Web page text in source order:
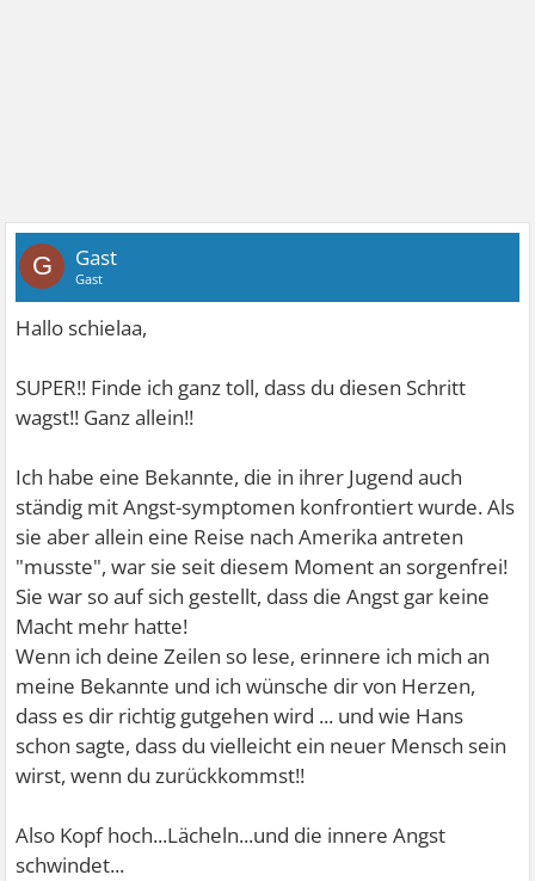
G Gast
Gast
Hallo schielaa,
SUPER!! Finde ich ganz toll, dass du diesen Schritt
wagst!! Ganz allein!!
Ich habe eine Bekannte, die in ihrer Jugend auch
ständig mit Angst-symptomen konfrontiert wurde. Als
sie aber allein eine Reise nach Amerika antreten
"musste", war sie seit diesem Moment an sorgenfrei!
Sie war so auf sich gestellt, dass die Angst gar keine
Macht mehr hatte!
Wenn ich deine Zeilen so lese, erinnere ich mich an
meine Bekannte und ich wünsche dir von Herzen,
dass es dir richtig gutgehen wird ... und wie Hans
schon sagte, dass du vielleicht ein neuer Mensch sein
wirst, wenn du zurückkommst!!
Also Kopf hoch...Lächeln...und die innere Angst
schwindet...